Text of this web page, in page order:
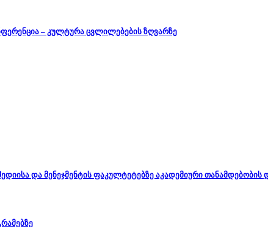
– კულტურა ცვლილებების ზღვარზე
და მენეჯმენტის ფაკულტეტებზე აკადემიური